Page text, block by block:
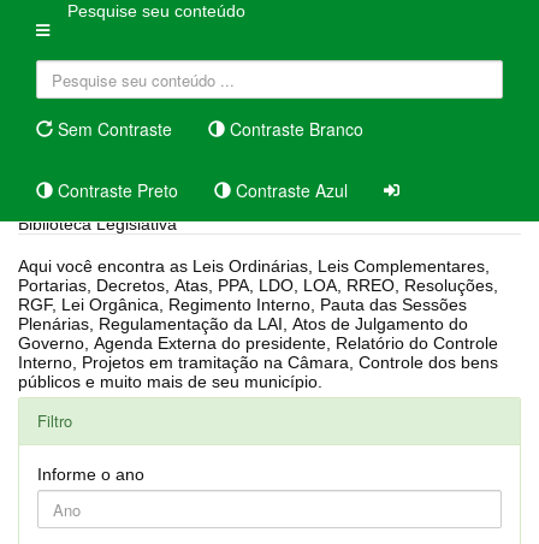
Pesquise seu conteúdo
Sem Contraste Contraste Branco
Contraste Preto Contraste Azul
Biblioteca Legislativa
Aqui você encontra as Leis Ordinárias, Leis Complementares,
Portarias, Decretos, Atas, PPA, LDO, LOA, RREO, Resoluções,
RGF, Lei Orgânica, Regimento Interno, Pauta das Sessões
Plenárias, Regulamentação da LAI, Atos de Julgamento do
Governo, Agenda Externa do presidente, Relatório do Controle
Interno, Projetos em tramitação na Câmara, Controle dos bens
públicos e muito mais de seu município.
Filtro
Informe o ano